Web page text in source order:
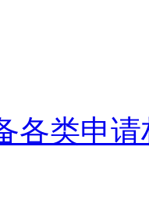
各类申请